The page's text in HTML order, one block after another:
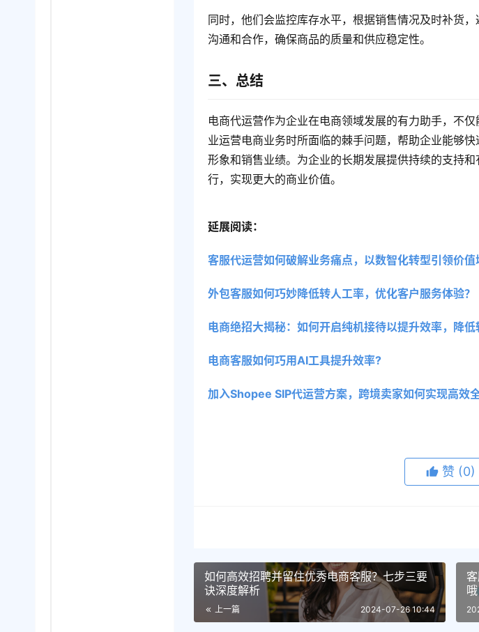
同时，他们会监控库存水平，根据销售情况及时补货
沟通和合作，确保商品的质量和供应稳定性。
三、总结
电商代运营作为企业在电商领域发展的有力助手，不
业运营电商业务时所面临的棘手问题，帮助企业能够
形象和销售业绩。为企业的长期发展提供持续的支持
行，实现更大的商业价值。
延展阅读：
客服代运营如何破解业务痛点，以数智化转型引领价值
外包客服如何巧妙降低转人工率，优化客户服务体验？
电商绝招大揭秘：如何开启纯机接待以提升效率，降低
电商客服如何巧用AI工具提升效率?
加入Shopee SIP代运营方案，跨境卖家如何实现高效
赞 (0)
如何高效招聘并留住优秀电商客服？七步三要
诀深度解析
上一篇 2024-07-26 10:44